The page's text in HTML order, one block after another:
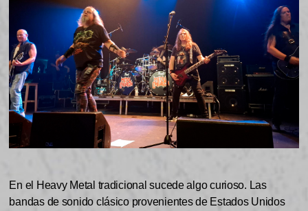
En el Heavy Metal tradicional sucede algo curioso. Las
bandas de sonido clásico provenientes de Estados Unidos